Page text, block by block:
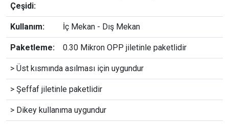
Çeşidi:
Kullanım: İç Mekan - Dış Mekan
Paketleme: 0.30 Mikron OPP jiletinle paketlidir
> Üst kısmında asılması için uygundur
> Şeffaf jiletinle paketlidir
> Dikey kullanıma uygundur